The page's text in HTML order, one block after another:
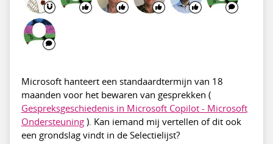
Microsoft hanteert een standaardtermijn van 18
maanden voor het bewaren van gesprekken (
Gespreksgeschiedenis in Microsoft Copilot - Microsoft
Ondersteuning). Kan iemand mij vertellen of dit ook
een grondslag vindt in de Selectielijst?